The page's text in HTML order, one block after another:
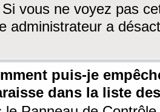
vous ne voyez pas
administrateur a
puis-je
dans la liste